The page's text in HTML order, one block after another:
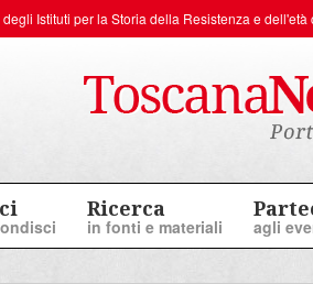
degli Istituti per la Storia della Resistenza e dell'età
Ricerca
in fonti e materiali agli